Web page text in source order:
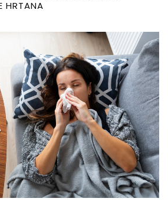
HRTANA